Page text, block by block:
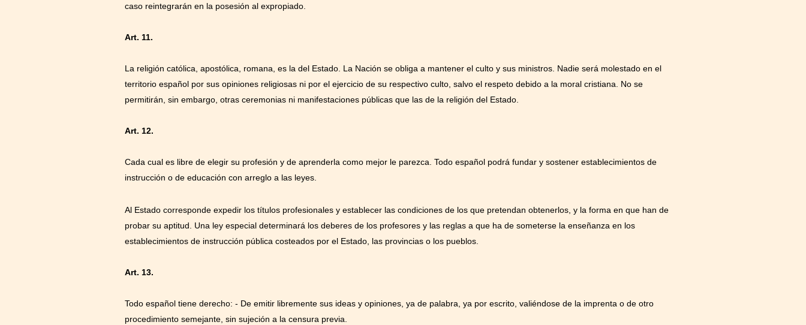
caso reintegrarán en la posesión al expropiado.
Art. 11.
La religión católica, apostólica, romana, es la del Estado. La Nación se obliga a mantener el culto y sus ministros. Nadie será molestado en el
territorio español por sus opiniones religiosas ni por el ejercicio de su respectivo culto, salvo el respeto debido a la moral cristiana. No se
permitirán, sin embargo, otras ceremonias ni manifestaciones públicas que las de la religión del Estado.
Art. 12.
Cada cual es libre de elegir su profesión y de aprenderla como mejor le parezca. Todo español podrá fundar y sostener establecimientos de
instrucción o de educación con arreglo a las leyes.
Al Estado corresponde expedir los títulos profesionales y establecer las condiciones de los que pretendan obtenerlos, y la forma en que han de
probar su aptitud. Una ley especial determinará los deberes de los profesores y las reglas a que ha de someterse la enseñanza en los
establecimientos de instrucción pública costeados por el Estado, las provincias o los pueblos.
Art. 13.
Todo español tiene derecho: - De emitir libremente sus ideas y opiniones, ya de palabra, ya por escrito, valiéndose de la imprenta o de otro
procedimiento semejante, sin sujeción a la censura previa.